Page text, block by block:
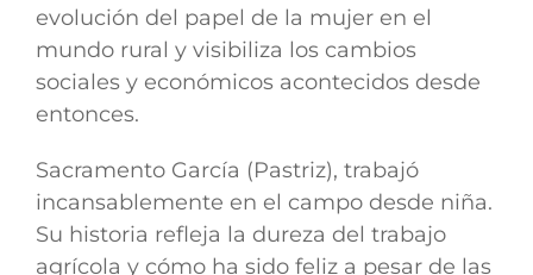
evolución del papel de la mujer en el
mundo rural y visibiliza los cambios
sociales y económicos acontecidos desde
entonces.
Sacramento García (Pastriz), trabajó
incansablemente en el campo desde niña.
Su historia refleja la dureza del trabajo
agrícola y cómo ha sido feliz a pesar de las